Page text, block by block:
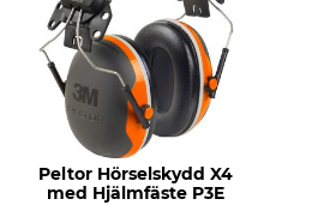
Peltor Hörselskydd X4
med Hjälmfäste P3E